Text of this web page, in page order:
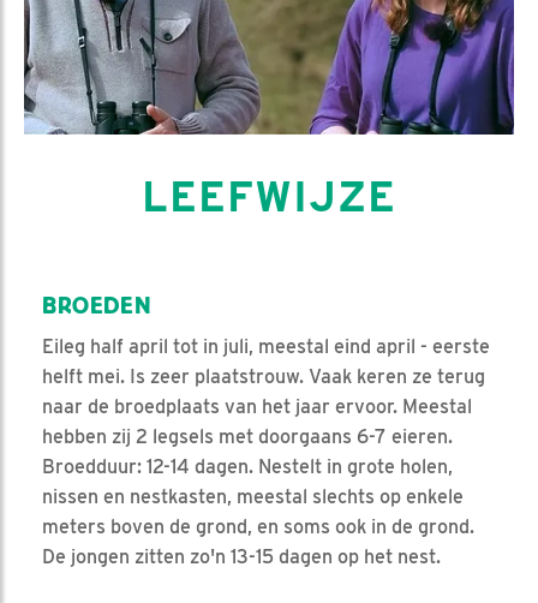
LEEFWIJZE
BROEDEN
Eileg half april tot in juli, meestal eind april - eerste
helft mei. Is zeer plaatstrouw. Vaak keren ze terug
naar de broedplaats van het jaar ervoor. Meestal
hebben zij 2 legsels met doorgaans 6-7 eieren.
Broedduur: 12-14 dagen. Nestelt in grote holen,
nissen en nestkasten, meestal slechts op enkele
meters boven de grond, en soms ook in de grond.
De jongen zitten zo'n 13-15 dagen op het nest.